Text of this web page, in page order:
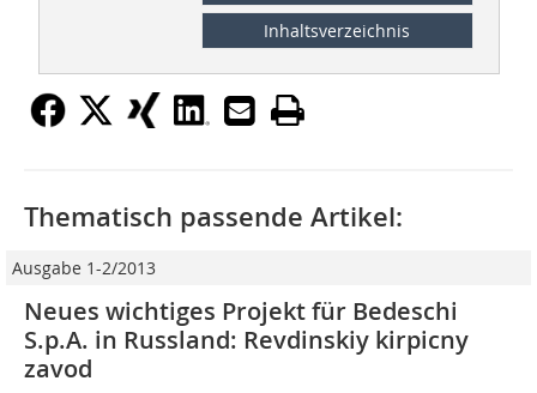
Inhaltsverzeichnis
Thematisch passende Artikel:
Ausgabe 1-2/2013
Neues wichtiges Projekt für Bedeschi
S.p.A. in Russland: Revdinskiy kirpicny
zavod